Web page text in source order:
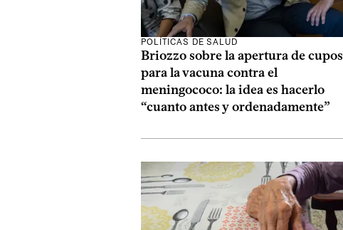
POLÍTICAS DE SALUD
Briozzo sobre la apertura de cupos
para la vacuna contra el
meningococo: la idea es hacerlo
“cuanto antes y ordenadamente”